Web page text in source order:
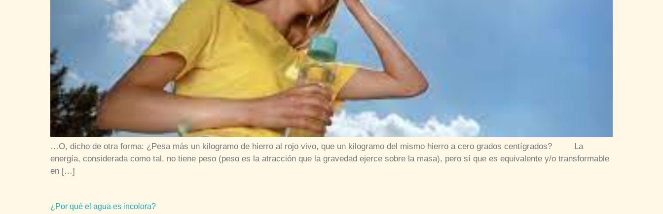
…O, dicho de otra forma: ¿Pesa más un kilogramo de hierro al rojo vivo, que un kilogramo del mismo hierro a cero grados centígrados? La
energía, considerada como tal, no tiene peso (peso es la atracción que la gravedad ejerce sobre la masa), pero sí que es equivalente y/o transformable
en […]
¿Por qué el agua es incolora?